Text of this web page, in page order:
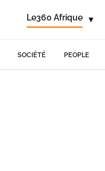
Le360 Afrique ▾
SOCIÉTÉ PEOPLE